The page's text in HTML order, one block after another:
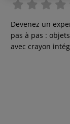
Devenez un
pas à pas :
avec crayon